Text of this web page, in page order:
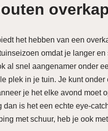
het hebben van een
omdat je langer
al snel aangenamer onder
plek in je tuin. Je kunt
je het elke avond moet
is het een echte eye-
met schuur, heb je ook